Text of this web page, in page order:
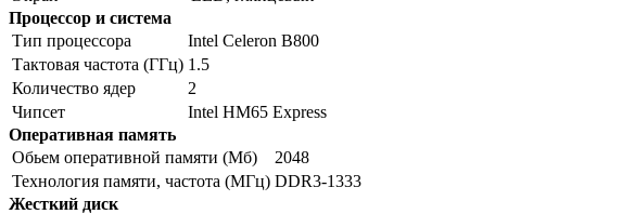
Процессор и система
Тип процессора
Intel Celeron B800
Тактовая частота (ГГц) 1.5
Количество ядер
2
Чипсет
Intel HM65 Express
Оперативная память
Обьем оперативной памяти (Мб)
2048
Технология памяти, частота (МГц) DDR3-1333
Жесткий диск